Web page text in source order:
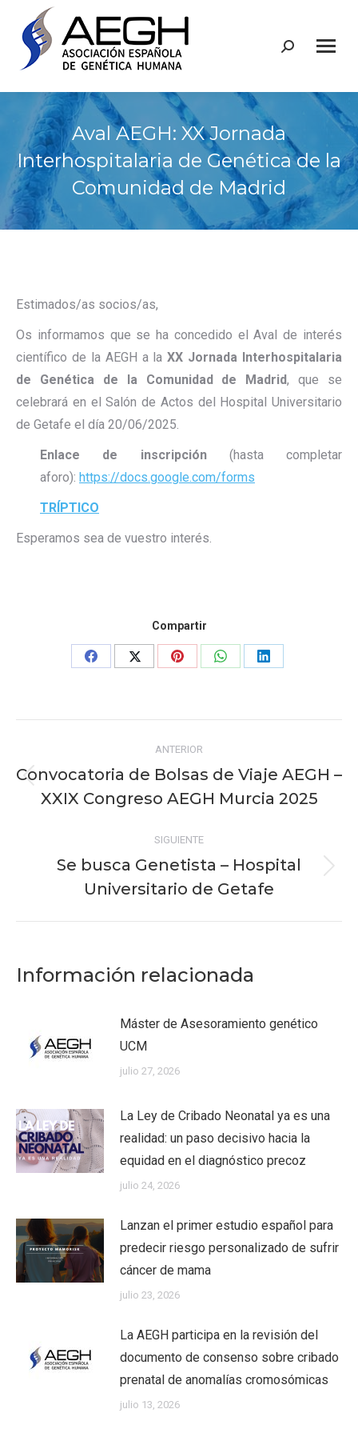
Buscar:
Aval AEGH: XX Jornada
Interhospitalaria de Genética de la
Comunidad de Madrid
Estimados/as socios/as,
Os informamos que se ha concedido el Aval de interés
científico de la AEGH a laXX Jornada Interhospitalaria
de Genética de la Comunidad de Madrid, que se
celebrará en el Salón de Actos del Hospital Universitario
de Getafe el día 20/06/2025.
Enlace de inscripción(hasta completar
aforo): https://docs.google.com/forms
TRÍPTICO
Esperamos sea de vuestro interés.
Compartir
Share
Share
Share
Share
Share
entre
publicaciones
ANTERIOR
Publicación
anterior:
Convocatoria de Bolsas de Viaje AEGH –
XXIX Congreso AEGH Murcia 2025
SIGUIENTE
Publicación
siguiente:
Se busca Genetista – Hospital
Universitario de Getafe
Información relacionada
Máster de Asesoramiento genético
UCM
julio 27, 2026
La Ley de Cribado Neonatal ya es una
realidad: un paso decisivo hacia la
equidad en el diagnóstico precoz
julio 24, 2026
Lanzan el primer estudio español para
predecir riesgo personalizado de sufrir
cáncer de mama
julio 23, 2026
La AEGH participa en la revisión del
documento de consenso sobre cribado
prenatal de anomalías cromosómicas
julio 13, 2026